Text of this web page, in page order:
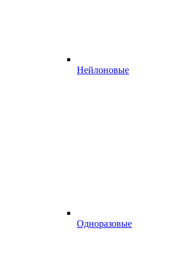
Нейлоновые
Одноразовые